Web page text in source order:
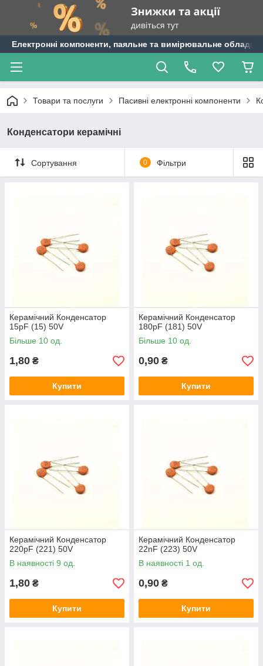
Електронні компоненти, паяльне та вимірювальне
Товари та послуги Пасивні електронні компоненти
Конденсатори керамічні
Сортування 0 Фільтри
Керамічний Конденсатор
15pF (15) 50V
Більше 10 од.
1,80 ₴
Купити
Керамічний Конденсатор
180pF (181) 50V
Більше 10 од.
0,90 ₴
Купити
Керамічний Конденсатор
220pF (221) 50V
В наявності 9 од.
1,80 ₴
Купити
Керамічний Конденсатор
22nF (223) 50V
В наявності 1 од.
0,90 ₴
Купити